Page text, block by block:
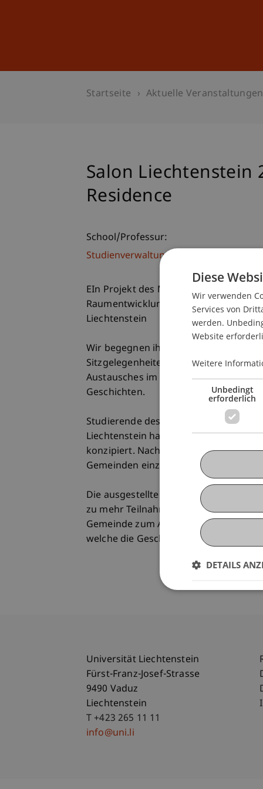
Startseite Aktuelle Veranstaltungen
Salon Liechtenstein
Residence
School/Professur:
Studienverwaltung
EIn Projekt des Master
Raumentwicklung Universität
Liechtenstein
Wir begegnen ihnen überall, doch
Sitzgelegenheiten wie zum Beispiel
Austausches im öffentlichen Raum.
Geschichten.
Studierende des Institutes für
Liechtenstein haben nun mit Hilfe von
konzipiert. Nach einer Analyse der
Gemeinden einzigartige, öffentliche
Die ausgestellten Bänke versuchen
zu mehr Teilnahme am öffentlichen
Gemeinde zum Ausdruck zu bringen.
welche die Geschichte des jeweiligen
Universität Liechtenstein
Fürst-Franz-Josef-Strasse
9490 Vaduz
Liechtenstein
T +423 265 11 11
info@uni.li
Diese
Wir verwenden
Services von
werden.
Website
Weitere
Unbedingt
erforderlich
DETAILS